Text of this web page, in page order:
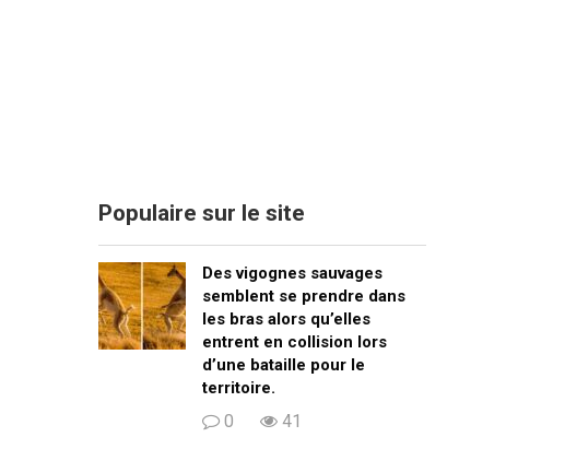
Populaire sur le site
Des vigognes sauvages
semblent se prendre dans
les bras alors qu’elles
entrent en collision lors
d’une bataille pour le
territoire.
0 41